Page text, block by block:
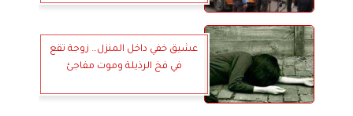
عشيق خفي داخل المنزل… زوجة تقع
في فخ الرذيلة وموت مفاجئ